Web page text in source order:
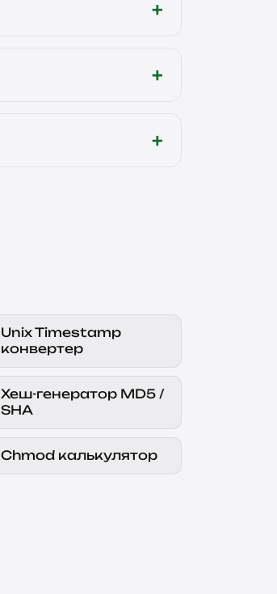
Unix Timestamp
конвертер
Хеш-генератор MD5 /
SHA
Chmod калькулятор